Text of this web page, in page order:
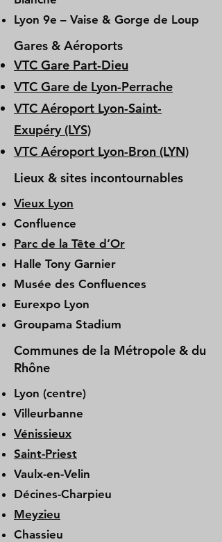
Lyon 9e – Vaise & Gorge de Loup
Gares & Aéroports
VTC Gare Part-Dieu
VTC Gare de Lyon-Perrache
VTC Aéroport Lyon-Saint-
Exupéry (LYS)
VTC Aéroport Lyon-Bron (LYN)
Lieux & sites incontournables
Vieux Lyon
Confluence
Parc de la Tête d’Or
Halle Tony Garnier
Musée des Confluences
Eurexpo Lyon
Groupama Stadium
Communes de la Métropole & du
Rhône
Lyon (centre)
Villeurbanne
Vénissieux
Saint-Priest
Vaulx-en-Velin
Décines-Charpieu
Meyzieu
Chassieu